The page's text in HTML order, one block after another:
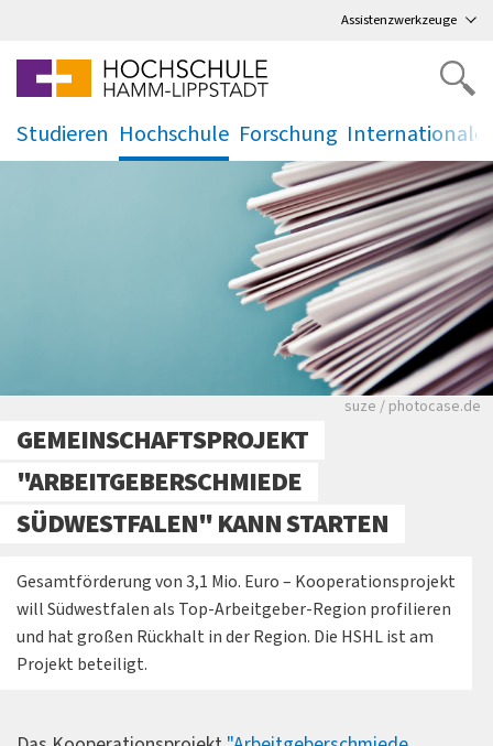
Assistenzwerkzeuge
Studieren
.
Hochschule
.
Forschung
. .
Viele Zeitungen.
suze / photocase.de
GEMEINSCHAFTSPROJEKT
"ARBEITGEBERSCHMIEDE
SÜDWESTFALEN" KANN STARTEN
Gesamtförderung von 3,1 Mio. Euro – Kooperationsprojekt
will Südwestfalen als Top-Arbeitgeber-Region profilieren
und hat großen Rückhalt in der Region. Die HSHL ist am
Projekt beteiligt.